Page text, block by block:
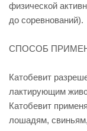
физической
до соревнований).
СПОСОБ
Катобевит
лактирующим
Катобевит
лошадям,